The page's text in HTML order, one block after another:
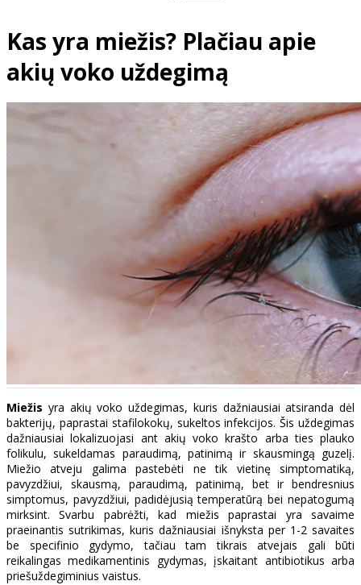
Kas yra miežis? Plačiau apie
akių voko uždegimą
Miežis yra akių voko uždegimas, kuris dažniausiai atsiranda dėl
bakterijų, paprastai stafilokokų, sukeltos infekcijos. Šis uždegimas
dažniausiai lokalizuojasi ant akių voko krašto arba ties plauko
folikulu, sukeldamas paraudimą, patinimą ir skausmingą guzelį.
Miežio atveju galima pastebėti ne tik vietinę simptomatiką,
pavyzdžiui, skausmą, paraudimą, patinimą, bet ir bendresnius
simptomus, pavyzdžiui, padidėjusią temperatūrą bei nepatogumą
mirksint. Svarbu pabrėžti, kad miežis paprastai yra savaime
praeinantis sutrikimas, kuris dažniausiai išnyksta per 1-2 savaites
be specifinio gydymo, tačiau tam tikrais atvejais gali būti
reikalingas medikamentinis gydymas, įskaitant antibiotikus arba
priešuždegiminius vaistus.